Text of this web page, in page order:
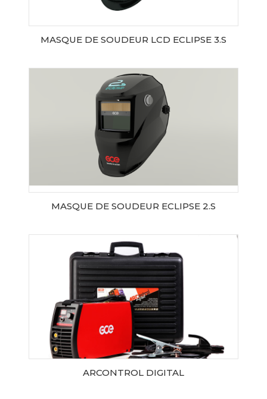
MASQUE DE SOUDEUR LCD ECLIPSE 3.S
AJOUTER AU PANIER
MASQUE DE SOUDEUR ECLIPSE 2.S
AJOUTER AU PANIER
ARCONTROL DIGITAL